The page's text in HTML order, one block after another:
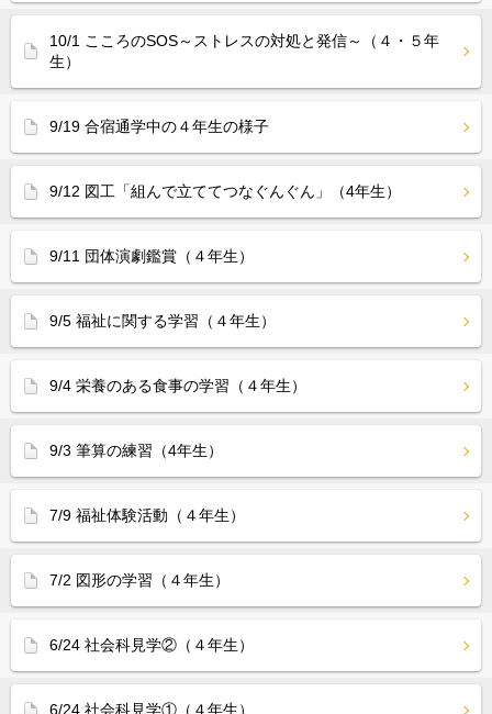
10/1 こころのSOS～ストレスの対処と発信～（４・５年
生）
9/19 合宿通学中の４年生の様子
9/12 図工「組んで立ててつなぐんぐん」（4年生）
9/11 団体演劇鑑賞（４年生）
9/5 福祉に関する学習（４年生）
9/4 栄養のある食事の学習（４年生）
9/3 筆算の練習（4年生）
7/9 福祉体験活動（４年生）
7/2 図形の学習（４年生）
6/24 社会科見学②（４年生）
6/24 社会科見学①（４年生）